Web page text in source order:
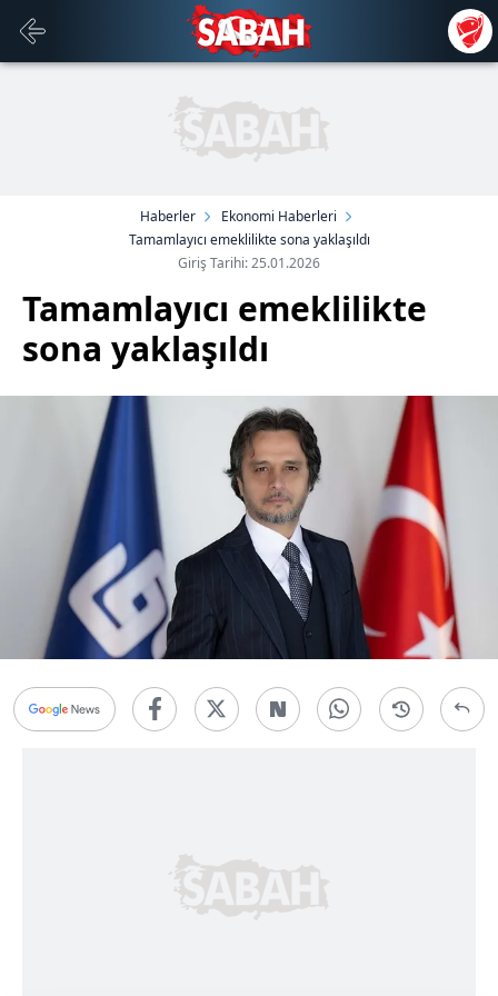
Haberler
Ekonomi Haberleri
Tamamlayıcı emeklilikte sona yaklaşıldı
Giriş Tarihi: 25.01.2026
Tamamlayıcı emeklilikte
sona yaklaşıldı